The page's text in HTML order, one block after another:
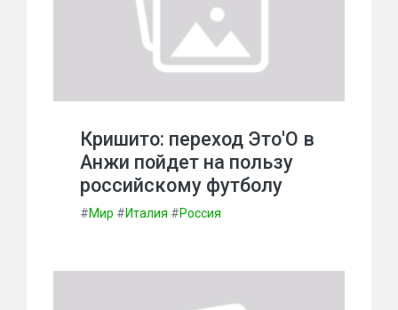
Кришито: переход Это'О в
Анжи пойдет на пользу
российскому футболу
#Мир #Италия #Россия